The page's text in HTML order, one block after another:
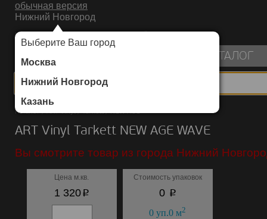
обычная версия
Нижний Новгород
Выберите Ваш город
Москва
Нижний Новгород
Казань
ИНТЕРНЕТ-МАГАЗИН НАПОЛЬНЫХ ПОКРЫТИЙ
КАТАЛОГ
Каталог/ART Vinyl/Tarkett/NEW AGE
ART Vinyl Tarkett NEW AGE WAVE
Вы смотрите товар из города Нижний
Цена м.кв.
1 320p
Стоимость упаковок
0 p
0 уп.0 м2